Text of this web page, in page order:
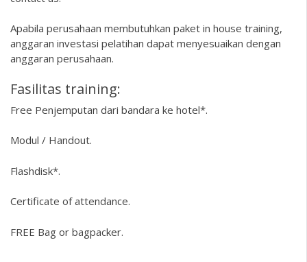
Apabila perusahaan membutuhkan paket in house training,
anggaran investasi pelatihan dapat menyesuaikan dengan
anggaran perusahaan.
Fasilitas training:
Free Penjemputan dari bandara ke hotel*.
Modul / Handout.
Flashdisk*.
Certificate of attendance.
FREE Bag or bagpacker.